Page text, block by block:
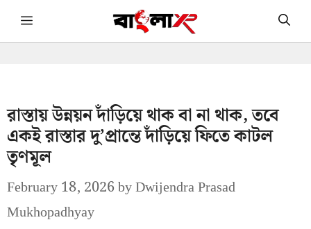
Skip Menu
রাস্তায় উন্নয়ন দাঁড়িয়ে থাক বা না থাক, তবে
একই রাস্তার দু’প্রান্তে দাঁড়িয়ে ফিতে কাটল
তৃণমূল
February 18, 2026byDwijendra Prasad
Mukhopadhyay